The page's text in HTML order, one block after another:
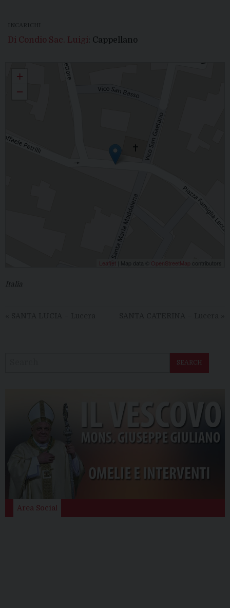
INCARICHI
Di Condio Sac. Luigi: Cappellano
SAN GAETANO - Lucera
+
−
Leaflet | Map data © OpenStreetMap contributors
Italia
SEARCH
Area Social